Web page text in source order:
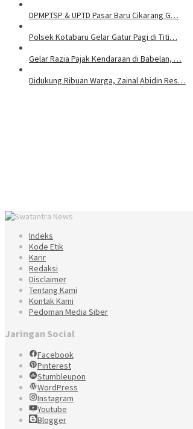
DPMPTSP & UPTD Pasar Baru Cikarang G…
Polsek Kotabaru Gelar Gatur Pagi di Titi…
Gelar Razia Pajak Kendaraan di Babelan, …
Didukung Ribuan Warga, Zainal Abidin Res…
Indeks
Kode Etik
Karir
Redaksi
Disclaimer
Tentang Kami
Kontak Kami
Pedoman Media Siber
Jaringan Social
Facebook
Pinterest
Stumbleupon
WordPress
Instagram
Youtube
Blogger